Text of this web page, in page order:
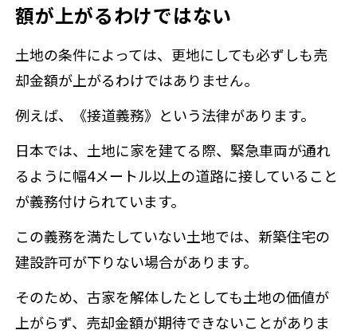
額が上がるわけではない
土地の条件によっては、更地にしても必ずしも売
却金額が上がるわけではありません。
例えば、《接道義務》という法律があります。
日本では、土地に家を建てる際、緊急車両が通れ
るように幅4メートル以上の道路に接していること
が義務付けられています。
この義務を満たしていない土地では、新築住宅の
建設許可が下りない場合があります。
そのため、古家を解体したとしても土地の価値が
上がらず、売却金額が期待できないことがありま